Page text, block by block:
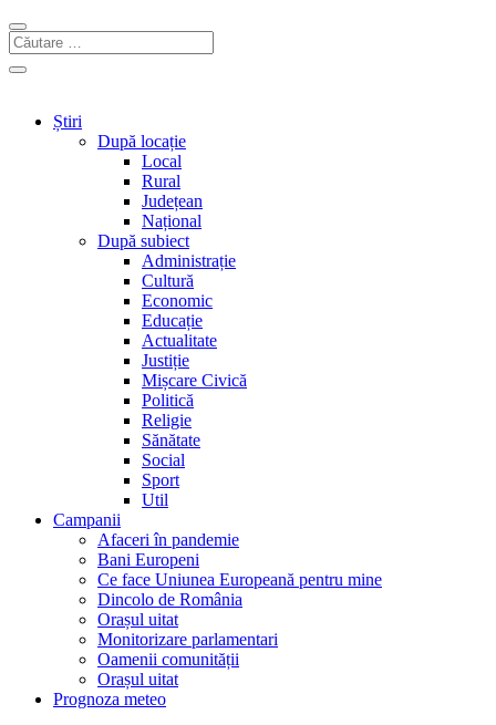
Știri
După locație
Local
Rural
Județean
Național
După subiect
Administrație
Cultură
Economic
Educație
Actualitate
Justiție
Mișcare Civică
Politică
Religie
Sănătate
Social
Sport
Util
Campanii
Afaceri în pandemie
Bani Europeni
Ce face Uniunea Europeană pentru mine
Dincolo de România
Orașul uitat
Monitorizare parlamentari
Oamenii comunității
Orașul uitat
Prognoza meteo